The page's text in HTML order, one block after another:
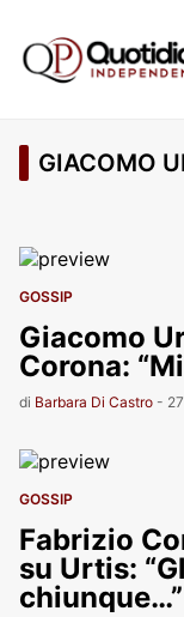
GIACOMO
GOSSIP
Giacomo
Corona:
di Barbara Di Castro -
GOSSIP
Fabrizio
su Urtis:
chiunque…”